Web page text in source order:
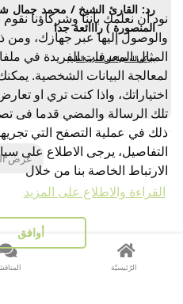
نود أن نعلمك باننا وشركاؤنا
والوصول إليها عبر جهازك،
المثال المعرفات الفريدة في
لمعالجة البيانات الشخصية.
اختياراتك، واذا كنت تري او
تلك الرسالة والمضي قدما فى
ذلك في عملية التصفح التي
التفاصيل، يرجى الاطلاع على
الارتباط الخاصة بنا من خلال
القراءة والاطلاع على المزيد
أوافق
المنصورة ) رااائعة جدا
جزاكم الله خيرا على المرور الطيب
عرض
الرّئيسيّة